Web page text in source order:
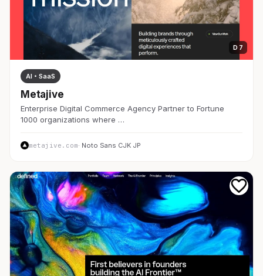
D 7
AI・SaaS
Metajive
Enterprise Digital Commerce Agency Partner to Fortune
1000 organizations where …
metajive.com· Noto Sans CJK JP